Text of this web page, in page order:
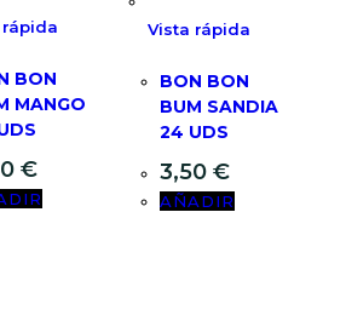
BON
MANGO
€
Vista rápida
BON BON
BUM SANDIA
24 UDS
3,50 €
AÑADIR